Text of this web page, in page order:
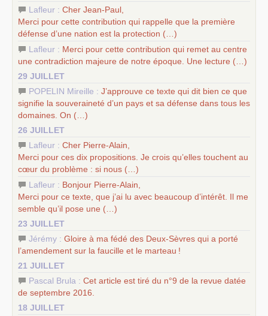
Lafleur : Cher Jean-Paul,
Merci pour cette contribution qui rappelle que la première
défense d’une nation est la protection (…)
Lafleur : Merci pour cette contribution qui remet au centre
une contradiction majeure de notre époque. Une lecture (…)
29 JUILLET
POPELIN Mireille : J’approuve ce texte qui dit bien ce que
signifie la souveraineté d’un pays et sa défense dans tous les
domaines. On (…)
26 JUILLET
Lafleur : Cher Pierre-Alain,
Merci pour ces dix propositions. Je crois qu’elles touchent au
cœur du problème : si nous (…)
Lafleur : Bonjour Pierre-Alain,
Merci pour ce texte, que j’ai lu avec beaucoup d’intérêt. Il me
semble qu’il pose une (…)
23 JUILLET
Jérémy : Gloire à ma fédé des Deux-Sèvres qui a porté
l’amendement sur la faucille et le marteau !
21 JUILLET
Pascal Brula : Cet article est tiré du n°9 de la revue datée
de septembre 2016.
18 JUILLET